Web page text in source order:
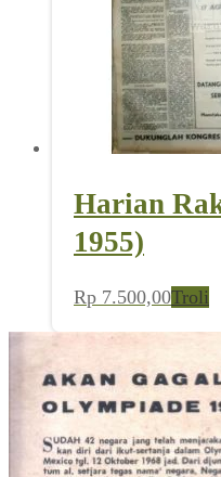
Harian
1955)
Rp 7.500,00Troli